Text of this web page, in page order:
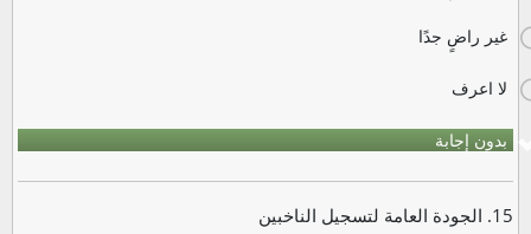
غير راضٍ جدًا
لا اعرف
بدون إجابة
15. الجودة العامة لتسجيل الناخبين